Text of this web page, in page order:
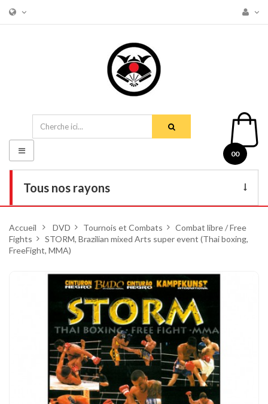
00
Tous nos rayons
DVD
Tenues
Chaussures
Protections
Cible de frappe
Condition physique
Accessoires
Basculer
la
navigation
Accueil > DVD > Tournois et Combats > Combat libre / Free
Fights > STORM, Brazilian mixed Arts super event (Thai boxing,
FreeFight, MMA)